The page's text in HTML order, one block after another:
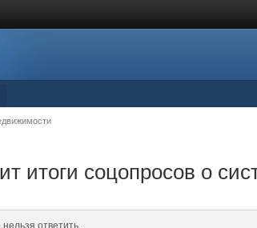
итоги соцопросов о
ответить.